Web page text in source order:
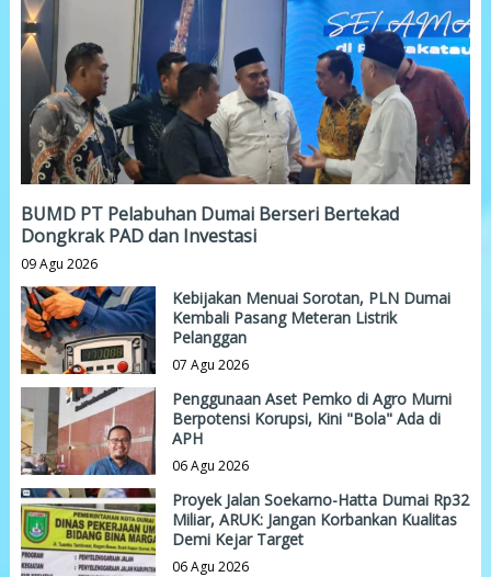
BUMD PT Pelabuhan Dumai Berseri Bertekad
Dongkrak PAD dan Investasi
09 Agu 2026
Kebijakan Menuai Sorotan, PLN Dumai
Kembali Pasang Meteran Listrik
Pelanggan
07 Agu 2026
Penggunaan Aset Pemko di Agro Murni
Berpotensi Korupsi, Kini "Bola" Ada di
APH
06 Agu 2026
Proyek Jalan Soekarno-Hatta Dumai Rp32
Miliar, ARUK: Jangan Korbankan Kualitas
Demi Kejar Target
06 Agu 2026